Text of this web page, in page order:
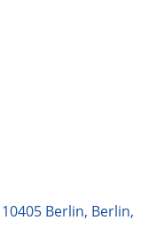
10405 Berlin, Berlin,